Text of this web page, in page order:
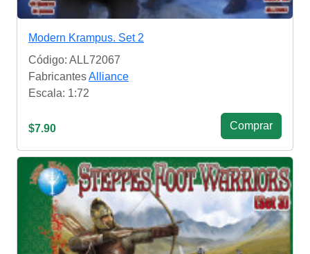
Modern Krampus. Set 2
Código: ALL72067
FabricantesAlliance
Escala: 1:72
$7.90 Сomprar